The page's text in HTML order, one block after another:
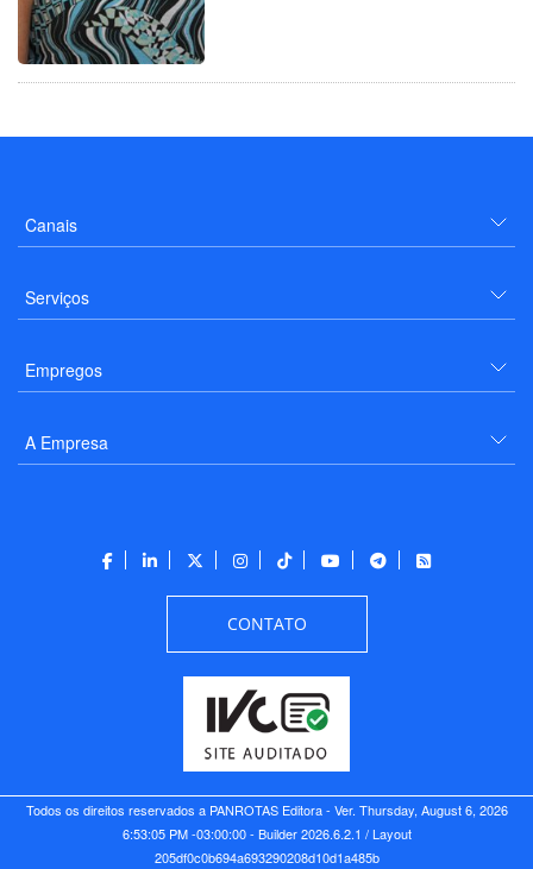
Canais
Serviços
Empregos
A Empresa
CONTATO
Todos os direitos reservados a PANROTAS Editora - Ver. Thursday, August 6, 2026
6:53:05 PM -03:00:00 - Builder 2026.6.2.1 / Layout
205df0c0b694a693290208d10d1a485b